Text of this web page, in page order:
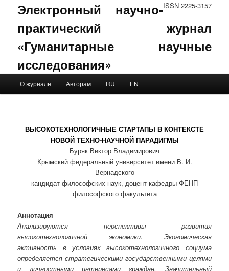
ISSN 2225-3157
Электронный научно-
практический журнал
«Гуманитарные научные
исследования»
Skip to primary content
Skip to secondary content
О журнале Авторам RU EN
ВЫСОКОТЕХНОЛОГИЧНЫЕ СТАРТАПЫ В КОНТЕКСТЕ
НОВОЙ ТЕХНО-НАУЧНОЙ ПАРАДИГМЫ
Буряк Виктор Владимирович
Крымский федеральный университет имени В. И.
Вернадского
кандидат философских наук, доцент кафедры ФЕНП
философского факультета
Аннотация
Анализируются перспективы развития
высокотехнологичной экономики. Экономическая
активность в условиях высокотехнологичного социума
определяется стратегическими государственными целями
и личностными интересами граждан. Значительный